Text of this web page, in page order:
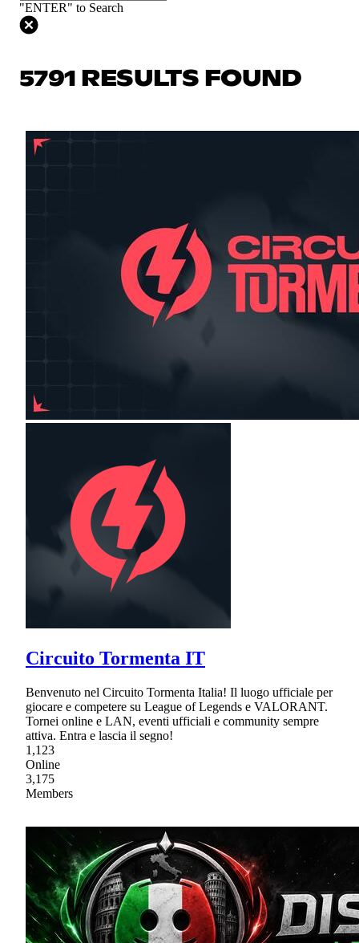
"ENTER" to Search
5791 RESULTS FOUND
Circuito Tormenta IT
Benvenuto nel Circuito Tormenta Italia! Il luogo ufficiale per
giocare e competere su League of Legends e VALORANT.
Tornei online e LAN, eventi ufficiali e community sempre
attiva. Entra e lascia il segno!
1,123
Online
3,175
Members